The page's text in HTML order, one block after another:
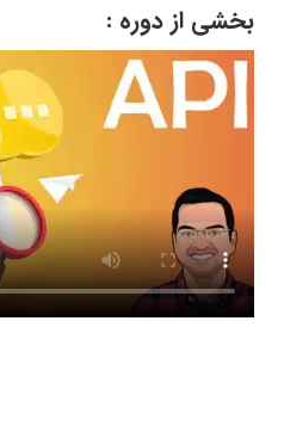
بخشی از دوره :